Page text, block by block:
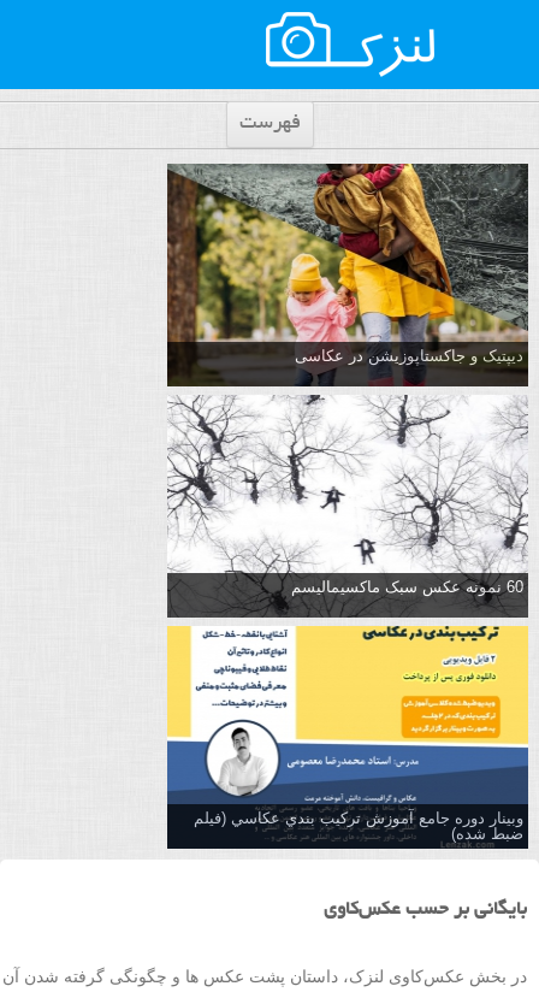
فهرست
دیپتیک و جاکستا‌پوزیشن در عکاسی
60 نمونه عکس سبک ماکسیمالیسم
وبینار دوره جامع آموزش تركيب بندي عكاسي (فیلم
ضبط شده)
بایگانی بر حسب عکس‌کاوی
در بخش عکس‌کاوی لنزک، داستان پشت عکس ها و چگونگی گرفته شدن آن